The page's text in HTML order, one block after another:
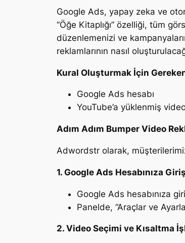
Google Ads, yapay zeka ve
“Öğe Kitaplığı” özelliği, tüm
düzenlemenizi ve
reklamlarının nasıl
Kural Oluşturmak İçin
Google Ads hesabı
YouTube’a yüklenmiş
Adım Adım Bumper Video
Adwordstr olarak,
1. Google Ads Hesabınıza
Google Ads hesabınıza
Panelde, “Araçlar ve
2. Video Seçimi ve Kısaltma